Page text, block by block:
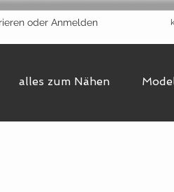
oder Anmelden
alles zum Nähen